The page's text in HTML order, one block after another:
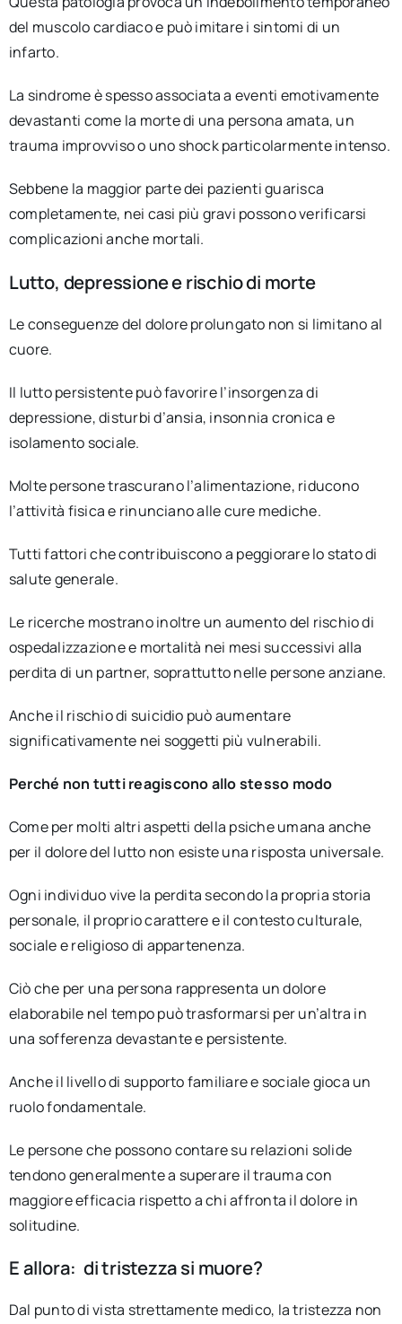
del muscolo cardiaco e può imitare i sintomi di un
infarto.
La sindrome è spesso associata a eventi emotivamente
devastanti come la morte di una persona amata, un
trauma improvviso o uno shock particolarmente intenso.
Sebbene la maggior parte dei pazienti guarisca
completamente, nei casi più gravi possono verificarsi
complicazioni anche mortali.
Lutto, depressione e rischio di morte
Le conseguenze del dolore prolungato non si limitano al
cuore.
Il lutto persistente può favorire l’insorgenza di
depressione, disturbi d’ansia, insonnia cronica e
isolamento sociale.
Molte persone trascurano l’alimentazione, riducono
l’attività fisica e rinunciano alle cure mediche.
Tutti fattori che contribuiscono a peggiorare lo stato di
salute generale.
Le ricerche mostrano inoltre un aumento del rischio di
ospedalizzazione e mortalità nei mesi successivi alla
perdita di un partner, soprattutto nelle persone anziane.
Anche il rischio di suicidio può aumentare
significativamente nei soggetti più vulnerabili.
Perché non tutti reagiscono allo stesso modo
Come per molti altri aspetti della psiche umana anche
per il dolore del lutto non esiste una risposta universale.
Ogni individuo vive la perdita secondo la propria storia
personale, il proprio carattere e il contesto culturale,
sociale e religioso di appartenenza.
Ciò che per una persona rappresenta un dolore
elaborabile nel tempo può trasformarsi per un’altra in
una sofferenza devastante e persistente.
Anche il livello di supporto familiare e sociale gioca un
ruolo fondamentale.
Le persone che possono contare su relazioni solide
tendono generalmente a superare il trauma con
maggiore efficacia rispetto a chi affronta il dolore in
solitudine.
E allora: di tristezza si muore?
Dal punto di vista strettamente medico, la tristezza non